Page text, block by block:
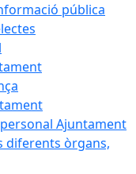
pública
Ajuntament
diferents òrgans,